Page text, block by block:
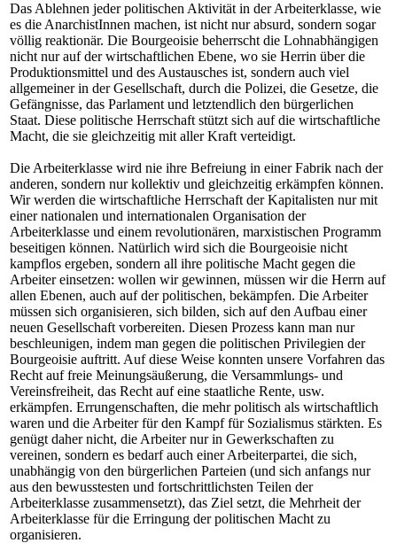
Das Ablehnen jeder politischen Aktivität in der Arbeiterklasse, wie
es die AnarchistInnen machen, ist nicht nur absurd, sondern sogar
völlig reaktionär. Die Bourgeoisie beherrscht die Lohnabhängigen
nicht nur auf der wirtschaftlichen Ebene, wo sie Herrin über die
Produktionsmittel und des Austausches ist, sondern auch viel
allgemeiner in der Gesellschaft, durch die Polizei, die Gesetze, die
Gefängnisse, das Parlament und letztendlich den bürgerlichen
Staat. Diese politische Herrschaft stützt sich auf die wirtschaftliche
Macht, die sie gleichzeitig mit aller Kraft verteidigt.
Die Arbeiterklasse wird nie ihre Befreiung in einer Fabrik nach der
anderen, sondern nur kollektiv und gleichzeitig erkämpfen können.
Wir werden die wirtschaftliche Herrschaft der Kapitalisten nur mit
einer nationalen und internationalen Organisation der
Arbeiterklasse und einem revolutionären, marxistischen Programm
beseitigen können. Natürlich wird sich die Bourgeoisie nicht
kampflos ergeben, sondern all ihre politische Macht gegen die
Arbeiter einsetzen: wollen wir gewinnen, müssen wir die Herrn auf
allen Ebenen, auch auf der politischen, bekämpfen. Die Arbeiter
müssen sich organisieren, sich bilden, sich auf den Aufbau einer
neuen Gesellschaft vorbereiten. Diesen Prozess kann man nur
beschleunigen, indem man gegen die politischen Privilegien der
Bourgeoisie auftritt. Auf diese Weise konnten unsere Vorfahren das
Recht auf freie Meinungsäußerung, die Versammlungs- und
Vereinsfreiheit, das Recht auf eine staatliche Rente, usw.
erkämpfen. Errungenschaften, die mehr politisch als wirtschaftlich
waren und die Arbeiter für den Kampf für Sozialismus stärkten. Es
genügt daher nicht, die Arbeiter nur in Gewerkschaften zu
vereinen, sondern es bedarf auch einer Arbeiterpartei, die sich,
unabhängig von den bürgerlichen Parteien (und sich anfangs nur
aus den bewusstesten und fortschrittlichsten Teilen der
Arbeiterklasse zusammensetzt), das Ziel setzt, die Mehrheit der
Arbeiterklasse für die Erringung der politischen Macht zu
organisieren.